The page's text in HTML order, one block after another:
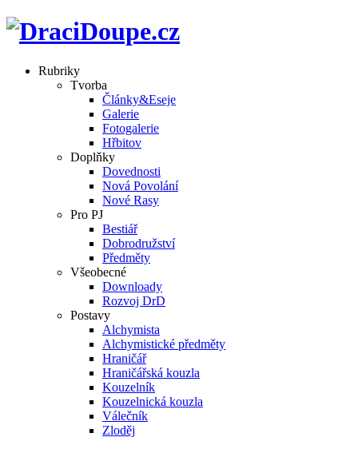
Rubriky
Tvorba
Články&Eseje
Galerie
Fotogalerie
Hřbitov
Doplňky
Dovednosti
Nová Povolání
Nové Rasy
Pro PJ
Bestiář
Dobrodružství
Předměty
Všeobecné
Downloady
Rozvoj DrD
Postavy
Alchymista
Alchymistické předměty
Hraničář
Hraničářská kouzla
Kouzelník
Kouzelnická kouzla
Válečník
Zloděj